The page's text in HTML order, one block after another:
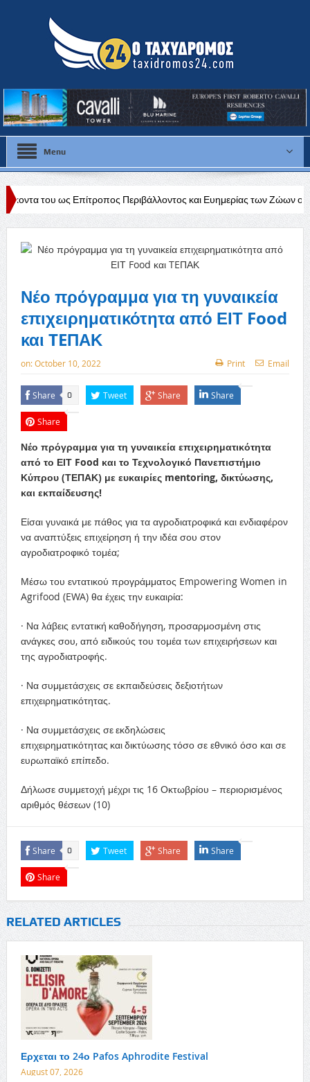
Menu
Επίτροπος Περιβάλλοντος και Ευημερίας των Ζώων ο πρώην
League
Νέο πρόγραμμα για τη γυναικεία
επιχειρηματικότητα από ΕΙΤ Food
και TEΠΑΚ
on:October 10, 2022 Print Email
Share 0 Tweet Share Share
Share
Νέο πρόγραμμα για τη γυναικεία επιχειρηματικότητα
από το ΕΙΤ Food και το Τεχνολογικό Πανεπιστήμιο
Κύπρου (ΤΕΠΑΚ) με ευκαιρίες mentoring, δικτύωσης,
και εκπαίδευσης!
Είσαι γυναικά με πάθος για τα αγροδιατροφικά και ενδιαφέρον
να αναπτύξεις επιχείρηση ή την ιδέα σου στον
αγροδιατροφικό τομέα;
Μέσω του εντατικού προγράμματος Empowering Women in
Agrifood (EWA) θα έχεις την ευκαιρία:
· Να λάβεις εντατική καθοδήγηση, προσαρμοσμένη στις
ανάγκες σου, από ειδικούς του τομέα των επιχειρήσεων και
της αγροδιατροφής.
· Να συμμετάσχεις σε εκπαιδεύσεις δεξιοτήτων
επιχειρηματικότητας.
· Να συμμετάσχεις σε εκδηλώσεις
επιχειρηματικότητας και δικτύωσης τόσο σε εθνικό όσο και σε
ευρωπαϊκό επίπεδο.
Δήλωσε συμμετοχή μέχρι τις 16 Οκτωβρίου – περιορισμένος
αριθμός θέσεων (10)
Share 0 Tweet Share Share
Share
RELATED ARTICLES
Ερχεται το 24ο Pafos Aphrodite Festival
August 07, 2026